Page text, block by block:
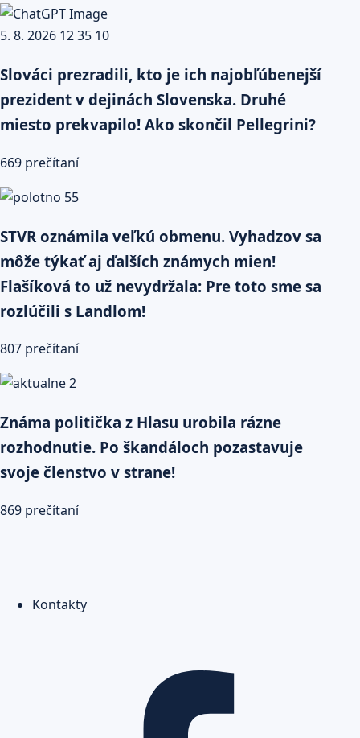
Slováci prezradili, kto je ich najobľúbenejší
prezident v dejinách Slovenska. Druhé
miesto prekvapilo! Ako skončil Pellegrini?
669 prečítaní
STVR oznámila veľkú obmenu. Vyhadzov sa
môže týkať aj ďalších známych mien!
Flašíková to už nevydržala: Pre toto sme sa
rozlúčili s Landlom!
807 prečítaní
Známa politička z Hlasu urobila rázne
rozhodnutie. Po škandáloch pozastavuje
svoje členstvo v strane!
869 prečítaní
Kontakty